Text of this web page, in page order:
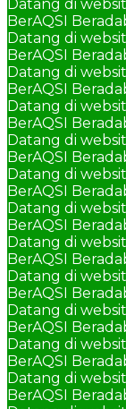
Datang di
BerAQSI
Datang di
BerAQSI
Datang di
BerAQSI
Datang di
BerAQSI
Datang di
BerAQSI
Datang di
BerAQSI
Datang di
BerAQSI
Datang di
BerAQSI
Datang di
BerAQSI
Datang di
BerAQSI
Datang di
BerAQSI
Datang di
BerAQSI